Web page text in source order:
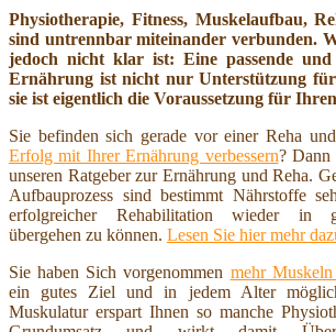
Physiotherapie, Fitness, Muskelaufbau,
sind untrennbar miteinander verbunden.
jedoch nicht klar ist: Eine passende und
Ernährung ist nicht nur Unterstützung
sie ist eigentlich die Voraussetzung für
Sie befinden sich gerade vor einer Reha
Erfolg mit Ihrer Ernährung verbessern? Dann
unseren Ratgeber zur Ernährung und Reha.
Aufbauprozess sind bestimmt Nährstoffe
erfolgreicher Rehabilitation wieder in
übergehen zu können. Lesen Sie hier mehr
Sie haben Sich vorgenommen mehr Muskeln
ein gutes Ziel und in jedem Alter
Muskulatur erspart Ihnen so manche